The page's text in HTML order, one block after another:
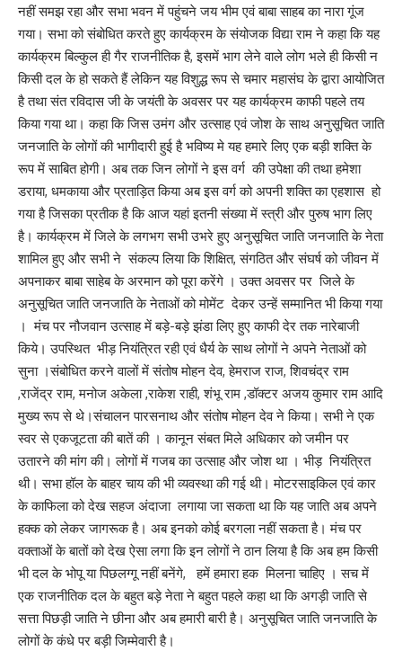
नहीं समझ रहा और सभा भवन में पहुंचने जय भीम एवं बाबा साहब का नारा गूंज
गया। सभा को संबोधित करते हुए कार्यक्रम के संयोजक विद्या राम ने कहा कि यह
कार्यक्रम बिल्कुल ही गैर राजनीतिक है, इसमें भाग लेने वाले लोग भले ही किसी न
किसी दल के हो सकते हैं लेकिन यह विशुद्ध रूप से चमार महासंघ के द्वारा आयोजित
है तथा संत रविदास जी के जयंती के अवसर पर यह कार्यक्रम काफी पहले तय
किया गया था। कहा कि जिस उमंग और उत्साह एवं जोश के साथ अनुसूचित जाति
जनजाति के लोगों की भागीदारी हुई है भविष्य मे यह हमारे लिए एक बड़ी शक्ति के
रूप में साबित होगी। अब तक जिन लोगों ने इस वर्ग की उपेक्षा की तथा हमेशा
डराया, धमकाया और प्रताड़ित किया अब इस वर्ग को अपनी शक्ति का एहशास हो
गया है जिसका प्रतीक है कि आज यहां इतनी संख्या में स्त्री और पुरुष भाग लिए
है। कार्यक्रम में जिले के लगभग सभी उभरे हुए अनुसूचित जाति जनजाति के नेता
शामिल हुए और सभी ने संकल्प लिया कि शिक्षित, संगठित और संघर्ष को जीवन में
अपनाकर बाबा साहेब के अरमान को पूरा करेंगे । उक्त अवसर पर जिले के
अनुसूचित जाति जनजाति के नेताओं को मोमेंट देकर उन्हें सम्मानित भी किया गया
। मंच पर नौजवान उत्साह में बड़े-बड़े झंडा लिए हुए काफी देर तक नारेबाजी
किये। उपस्थित भीड़ नियंत्रित रही एवं धैर्य के साथ लोगों ने अपने नेताओं को
सुना ।संबोधित करने वालों में संतोष मोहन देव, हेमराज राज, शिवचंद्र राम
,राजेंद्र राम, मनोज अकेला ,राकेश राही, शंभू राम ,डॉक्टर अजय कुमार राम आदि
मुख्य रूप से थे।संचालन पारसनाथ और संतोष मोहन देव ने किया। सभी ने एक
स्वर से एकजूटता की बातें की । कानून संबत मिले अधिकार को जमीन पर
उतारने की मांग की। लोगों में गजब का उत्साह और जोश था । भीड़ नियंत्रित
थी। सभा हॉल के बाहर चाय की भी व्यवस्था की गई थी। मोटरसाइकिल एवं कार
के काफिला को देख सहज अंदाजा लगाया जा सकता था कि यह जाति अब अपने
हक्क को लेकर जागरूक है। अब इनको कोई बरगला नहीं सकता है। मंच पर
वक्ताओं के बातों को देख ऐसा लगा कि इन लोगों ने ठान लिया है कि अब हम किसी
भी दल के भोपू या पिछलग्गू नहीं बनेंगे, हमें हमारा हक मिलना चाहिए । सच में
एक राजनीतिक दल के बहुत बड़े नेता ने बहुत पहले कहा था कि अगड़ी जाति से
सत्ता पिछड़ी जाति ने छीना और अब हमारी बारी है। अनुसूचित जाति जनजाति के
लोगों के कंधे पर बड़ी जिम्मेवारी है।